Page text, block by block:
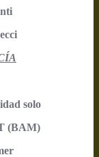
solo
(BAM)